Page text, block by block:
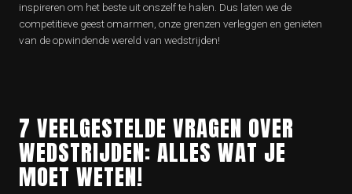
inspireren om het beste uit onszelf te halen. Dus laten we de
competitieve geest omarmen, onze grenzen verleggen en genieten
van de opwindende wereld van wedstrijden!
7 VEELGESTELDE VRAGEN OVER
WEDSTRIJDEN: ALLES WAT JE
MOET WETEN!